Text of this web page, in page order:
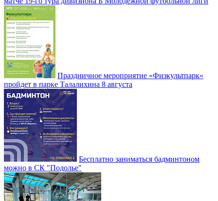
Праздничное мероприятие «Физкультпарк»
пройдет в парке Талалихина 8 августа
Бесплатно заниматься бадминтоном
можно в СК "Подолье"